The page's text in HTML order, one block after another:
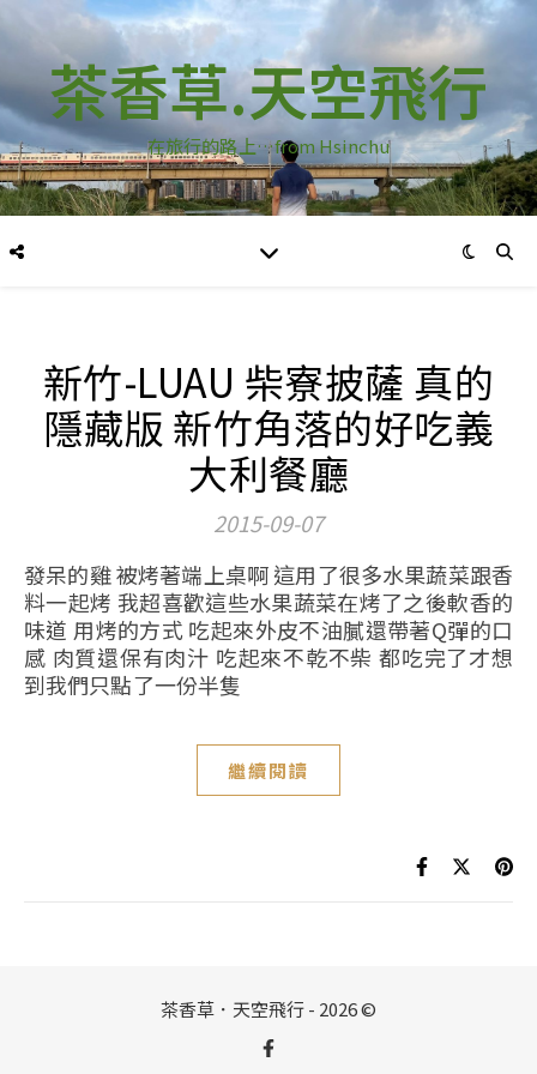
茶香草.天空飛行
在旅行的路上…from Hsinchu
新竹-LUAU 柴寮披薩 真的
隱藏版 新竹角落的好吃義
大利餐廳
2015-09-07
發呆的雞 被烤著端上桌啊 這用了很多水果蔬菜跟香
料一起烤 我超喜歡這些水果蔬菜在烤了之後軟香的
味道 用烤的方式 吃起來外皮不油膩還帶著Q彈的口
感 肉質還保有肉汁 吃起來不乾不柴 都吃完了才想
到我們只點了一份半隻
繼續閱讀
茶香草．天空飛行 - 2026 ©